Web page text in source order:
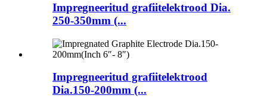
Impregneeritud grafiitelektrood Dia.
250-350mm (...
Impregneeritud grafiitelektrood
Dia.150-200mm (...